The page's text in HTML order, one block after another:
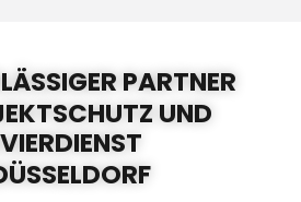
PARTNER
UND